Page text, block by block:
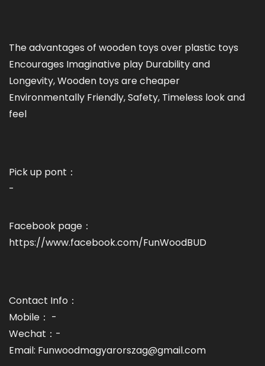
The advantages of wooden toys over plastic toys
Encourages Imaginative play Durability and
Longevity, Wooden toys are cheaper
Environmentally Friendly, Safety, Timeless look and
feel
Pick up pont：
-
Facebook page：
https://www.facebook.com/FunWoodBUD
Contact Info：
Mobile： -
Wechat：-
Email: Funwoodmagyarorszag@gmail.com